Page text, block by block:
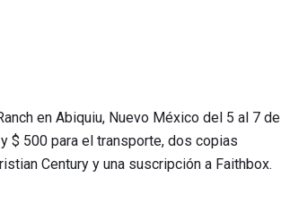
en Abiquiu, Nuevo México del 5 al 7 de
$ 500 para el transporte, dos copias
Century y una suscripción a Faithbox.